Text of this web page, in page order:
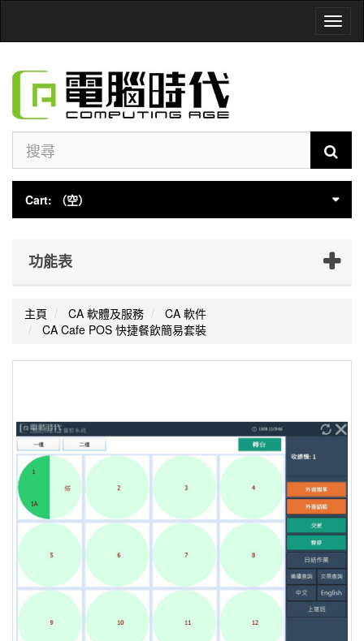
Cart: （空）
功能表
主頁 CA 軟體及服務
CA 軟件
CA Cafe POS 快捷餐飲簡易套裝